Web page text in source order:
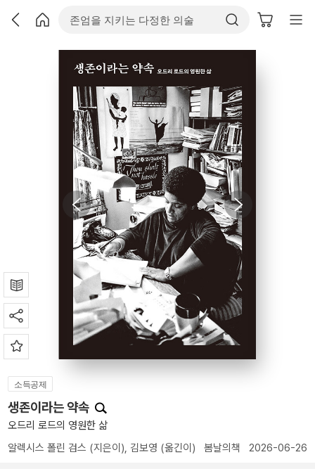
소득공제
생존이라는 약속
오드리 로드의 영원한 삶
알렉시스 폴린 검스 (지은이), 김보영 (옮긴이) 봄날의책 2026-06-26